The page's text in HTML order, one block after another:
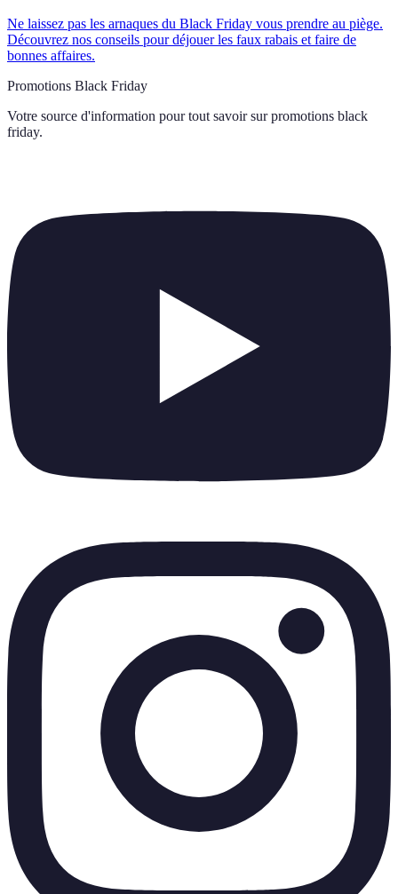
Ne laissez pas les arnaques du Black Friday vous prendre au piège.
Découvrez nos conseils pour déjouer les faux rabais et faire de
bonnes affaires.
Promotions Black Friday
Votre source d'information pour tout savoir sur promotions black
friday.